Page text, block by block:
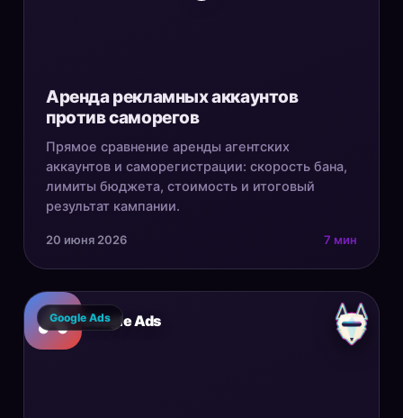
Аренда рекламных аккаунтов
против саморегов
Прямое сравнение аренды агентских
аккаунтов и саморегистрации: скорость бана,
лимиты бюджета, стоимость и итоговый
результат кампании.
20 июня 2026 7 мин
Google Ads
Google Ads